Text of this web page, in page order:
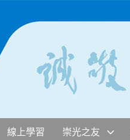
線上學習 崇光之友